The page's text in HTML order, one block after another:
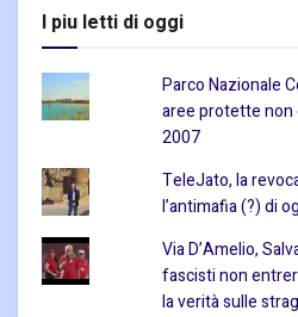
I piu letti di oggi
Parco Nazionale
aree protette non
2007
TeleJato, la
l’antimafia (?) di
Via D’Amelio,
fascisti non
la verità sulle